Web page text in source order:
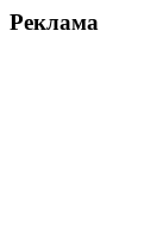
Реклама